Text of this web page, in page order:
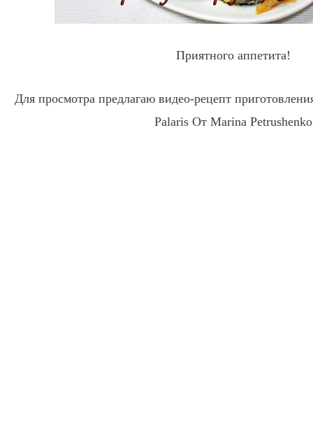
Приятного аппетита!
Для просмотра предлагаю видео-рецепт
Palaris От Marina Petrushenko